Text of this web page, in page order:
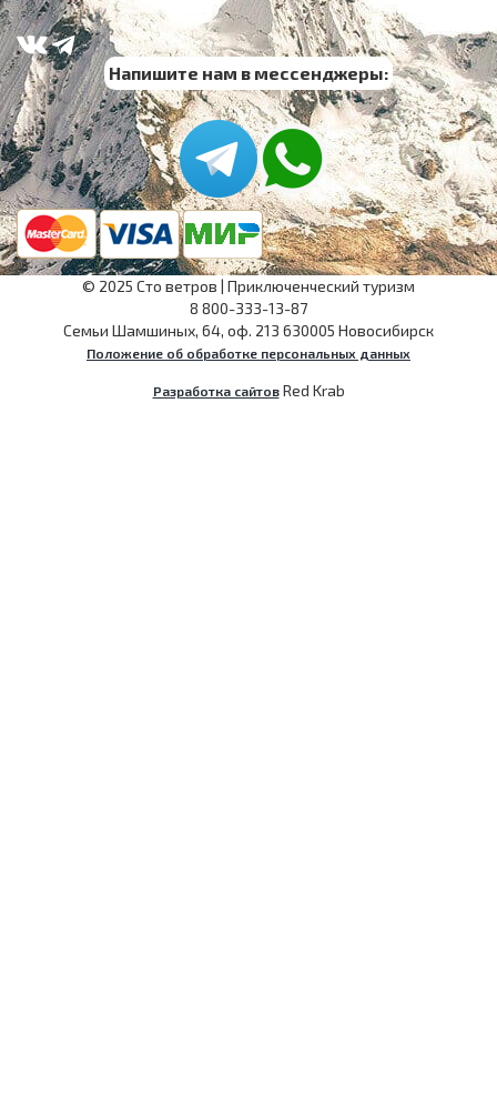
Напишите нам в мессенджеры:
© 2025 Сто ветров | Приключенческий туризм
8 800-333-13-87
Семьи Шамшиных, 64, оф. 213 630005 Новосибирск
Положение об обработке персональных данных
Разработка сайтовRed Krab